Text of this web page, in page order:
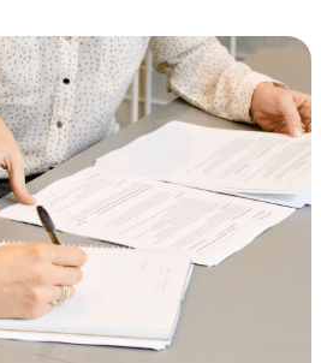
штапики глухих створок
на балконе